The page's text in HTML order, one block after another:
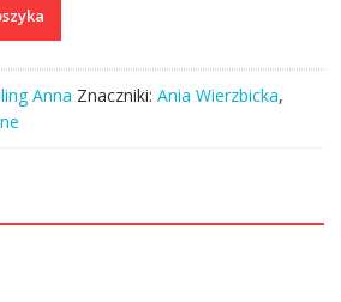
Anna Znaczniki: Ania Wierzbicka,